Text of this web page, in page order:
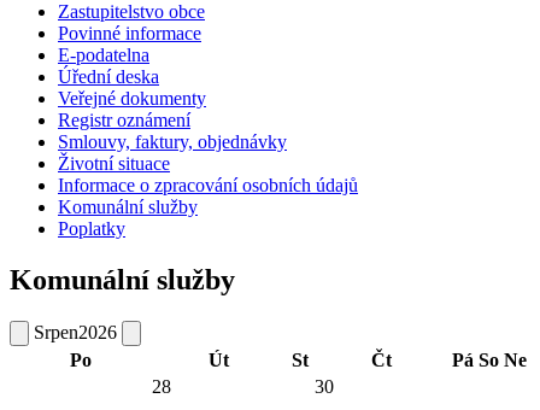
Zastupitelstvo obce
Povinné informace
E-podatelna
Úřední deska
Veřejné dokumenty
Registr oznámení
Smlouvy, faktury, objednávky
Životní situace
Informace o zpracování osobních údajů
Komunální služby
Poplatky
Komunální služby
Srpen2026
Po
Út St Čt Pá So Ne
28
30